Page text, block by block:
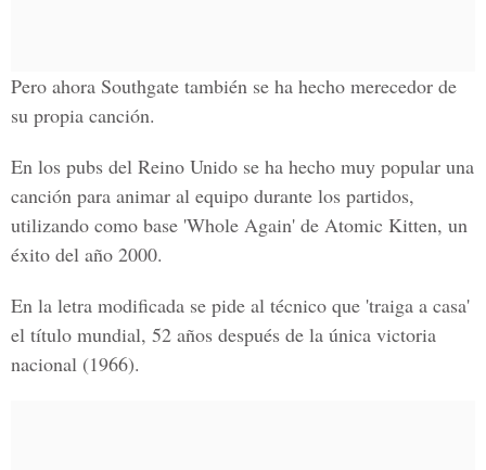
Pero ahora Southgate también se ha hecho merecedor de
su propia canción.
En los pubs del Reino Unido se ha hecho muy popular una
canción para animar al equipo durante los partidos,
utilizando como base 'Whole Again' de Atomic Kitten, un
éxito del año 2000.
En la letra modificada se pide al técnico que 'traiga a casa'
el título mundial, 52 años después de la única victoria
nacional (1966).